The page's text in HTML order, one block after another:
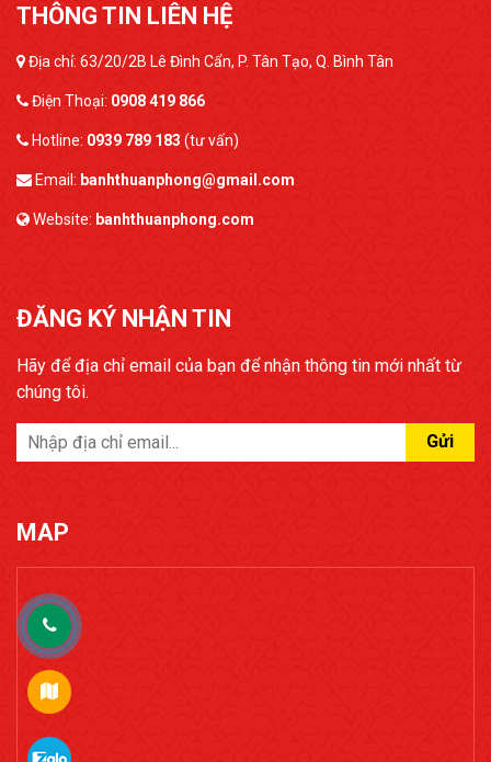
THÔNG TIN LIÊN HỆ
Địa chỉ: 63/20/2B Lê Đình Cẩn, P. Tân Tạo, Q. Bình Tân
Điện Thoại: 0908 419 866
Hotline: 0939 789 183 (tư vấn)
Email: banhthuanphong@gmail.com
Website: banhthuanphong.com
ĐĂNG KÝ NHẬN TIN
Hãy để địa chỉ email của bạn để nhận thông tin mới nhất từ
chúng tôi.
Gửi
MAP